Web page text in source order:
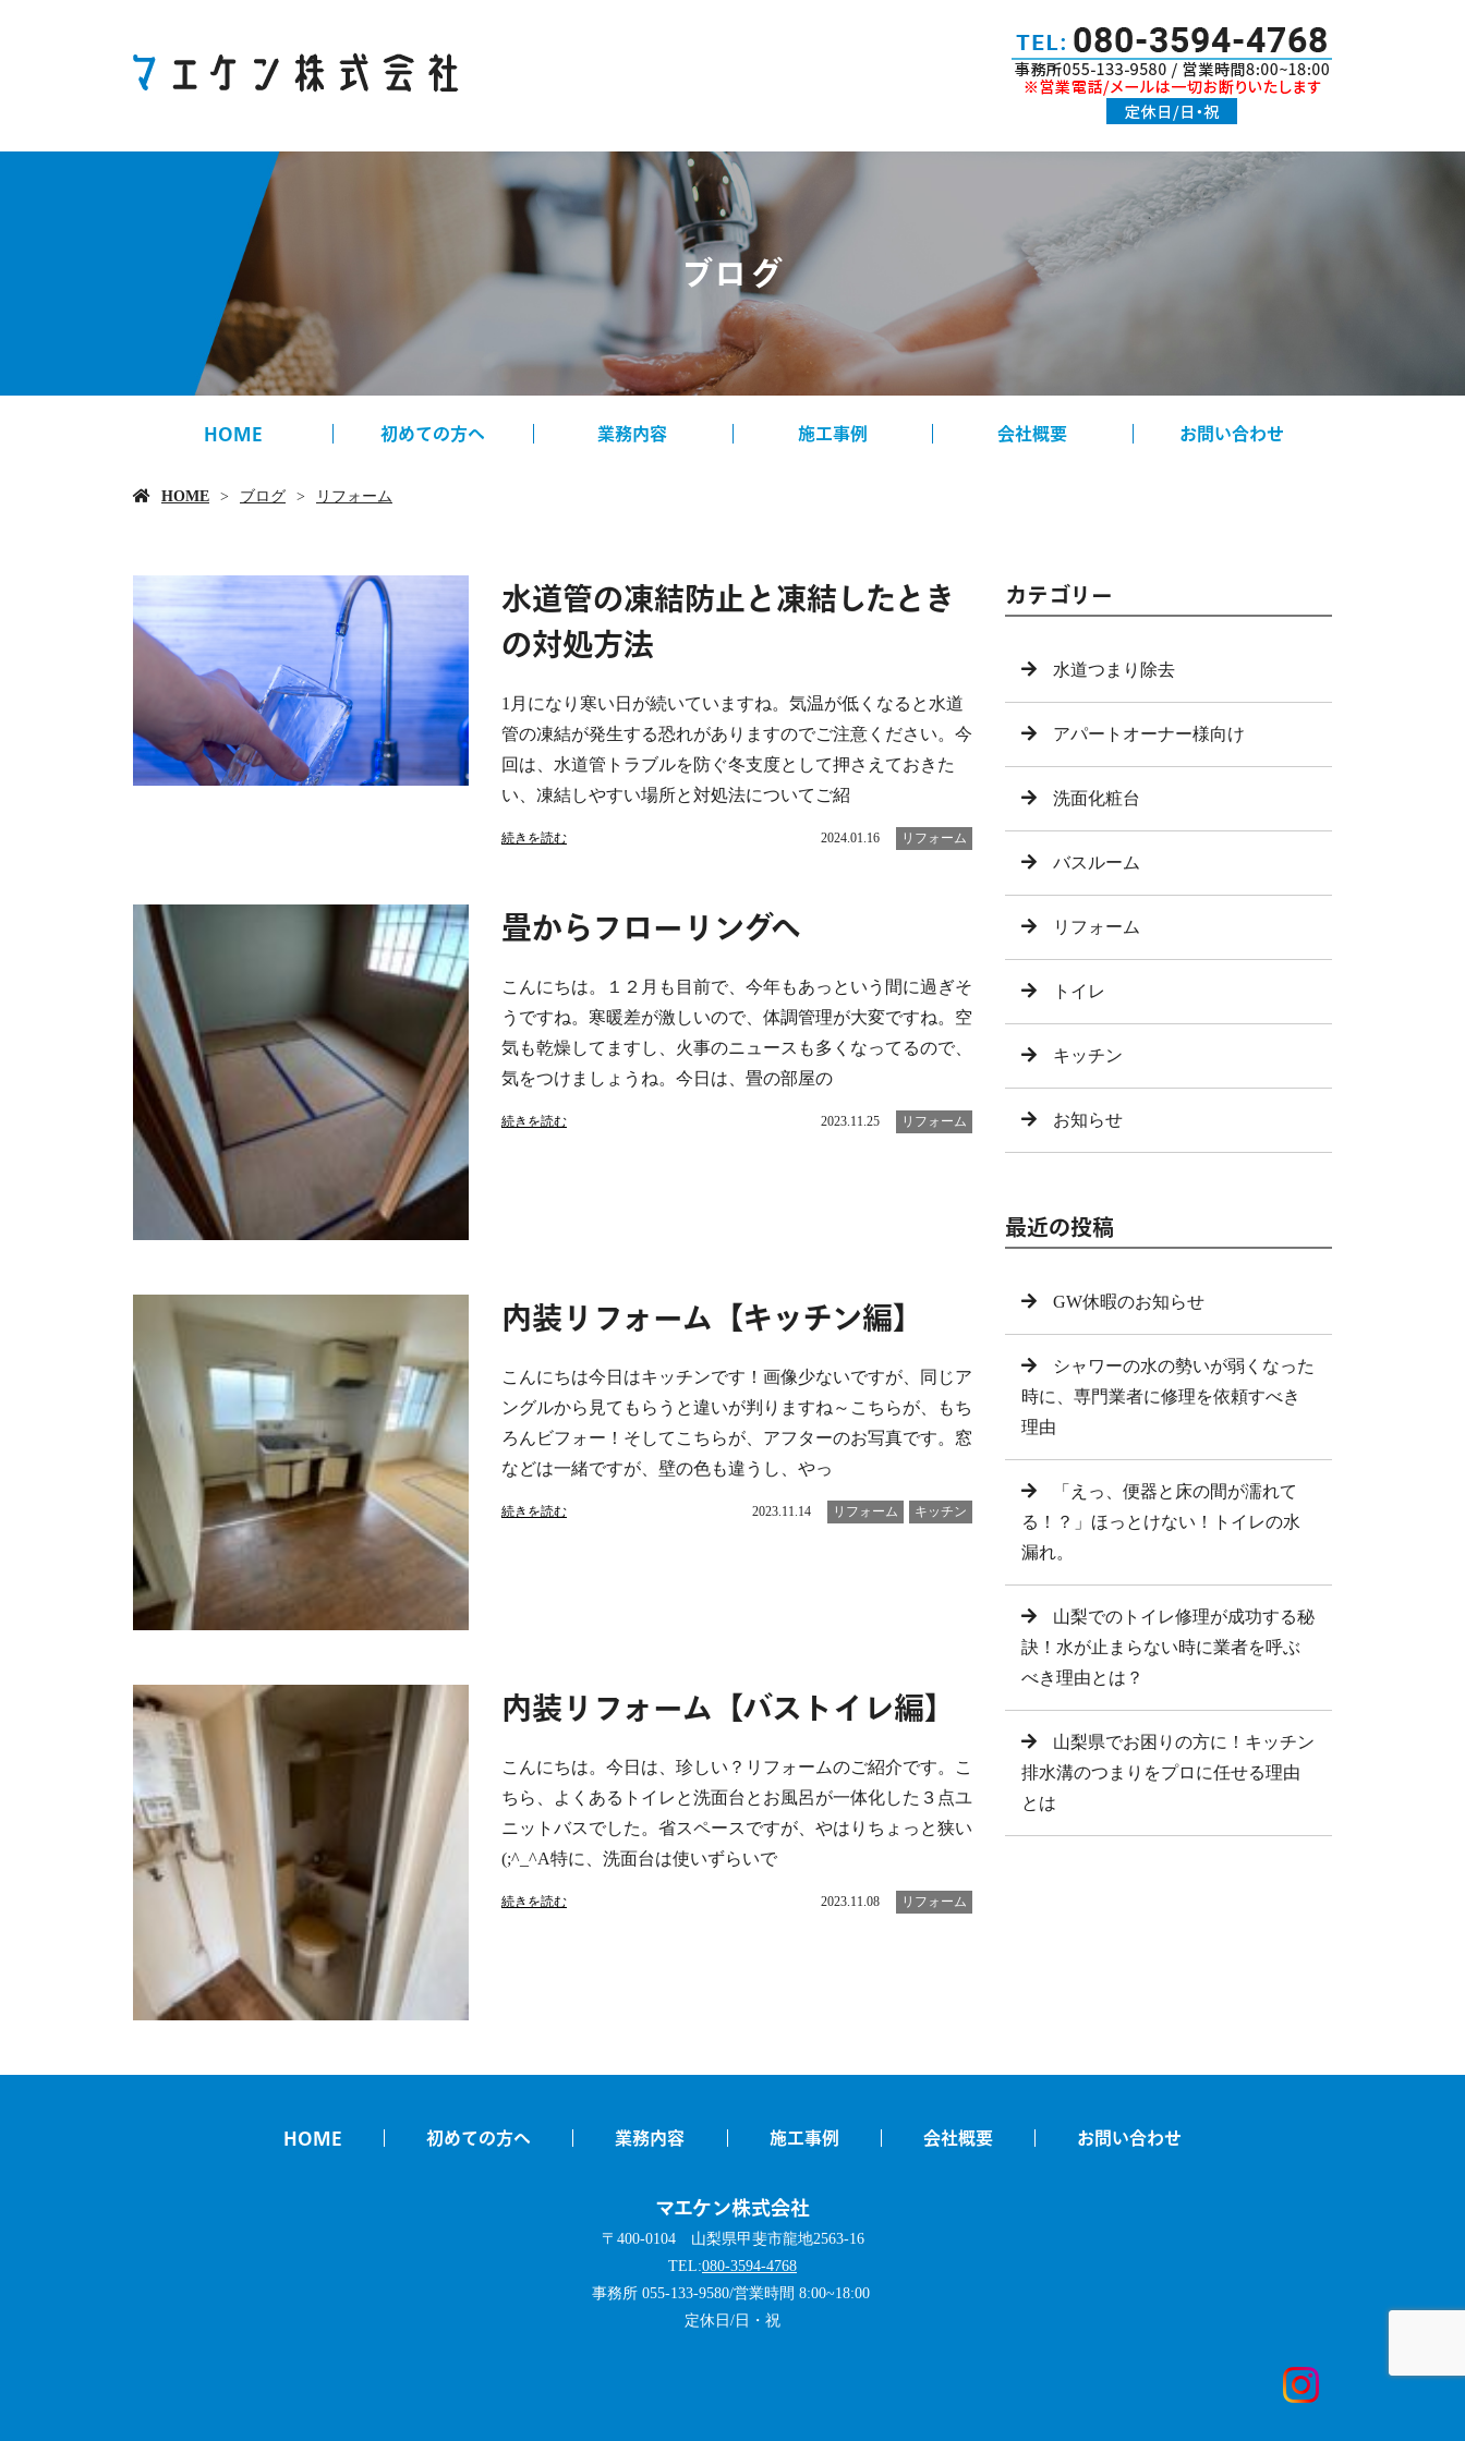
ブログ
HOME 初めての方へ 業務内容 施工事例 会社概要 お問い合わせ
HOME ブログ リフォーム
水道管の凍結防止と凍結したとき
の対処方法
1月になり寒い日が続いていますね。気温が低くなると水道
管の凍結が発生する恐れがありますのでご注意ください。今
回は、水道管トラブルを防ぐ冬支度として押さえておきた
い、凍結しやすい場所と対処法についてご紹
続きを読む 2024.01.16 リフォーム
畳からフローリングへ
こんにちは。１２月も目前で、今年もあっという間に過ぎそ
うですね。寒暖差が激しいので、体調管理が大変ですね。空
気も乾燥してますし、火事のニュースも多くなってるので、
気をつけましょうね。今日は、畳の部屋の
続きを読む 2023.11.25 リフォーム
内装リフォーム【キッチン編】
こんにちは今日はキッチンです！画像少ないですが、同じア
ングルから見てもらうと違いが判りますね～こちらが、もち
ろんビフォー！そしてこちらが、アフターのお写真です。窓
などは一緒ですが、壁の色も違うし、やっ
続きを読む 2023.11.14 リフォーム キッチン
内装リフォーム【バストイレ編】
こんにちは。今日は、珍しい？リフォームのご紹介です。こ
ちら、よくあるトイレと洗面台とお風呂が一体化した３点ユ
ニットバスでした。省スペースですが、やはりちょっと狭い
(;^_^A特に、洗面台は使いずらいで
続きを読む 2023.11.08 リフォーム
カテゴリー
水道つまり除去
アパートオーナー様向け
洗面化粧台
バスルーム
リフォーム
トイレ
キッチン
お知らせ
最近の投稿
GW休暇のお知らせ
シャワーの水の勢いが弱くなった
時に、専門業者に修理を依頼すべき
理由
「えっ、便器と床の間が濡れて
る！？」ほっとけない！トイレの水
漏れ。
山梨でのトイレ修理が成功する秘
訣！水が止まらない時に業者を呼ぶ
べき理由とは？
山梨県でお困りの方に！キッチン
排水溝のつまりをプロに任せる理由
とは
HOME 初めての方へ 業務内容 施工事例 会社概要 お問い合わせ
マエケン株式会社
〒400-0104 山梨県甲斐市龍地2563-16
TEL:080-3594-4768
事務所 055-133-9580/営業時間 8:00~18:00 ​
定休日/日・祝